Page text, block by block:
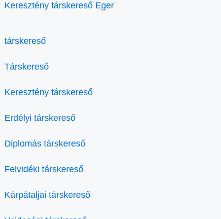
Keresztény társkereső Eger
társkereső
Társkereső
Keresztény társkereső
Erdélyi társkereső
Diplomás társkereső
Felvidéki társkereső
Kárpátaljai társkereső